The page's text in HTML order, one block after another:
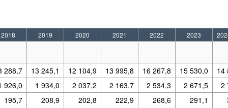
2018 2019 2020 2021 2022 2023
288,7 13 245,1 12 104,9 13 995,8 16 267,8 15 530,0
14
926,0 1 934,0 2 037,2 2 163,7 2 534,3 2 671,5
2
195,7 208,9 202,8 222,9 268,6 291,1